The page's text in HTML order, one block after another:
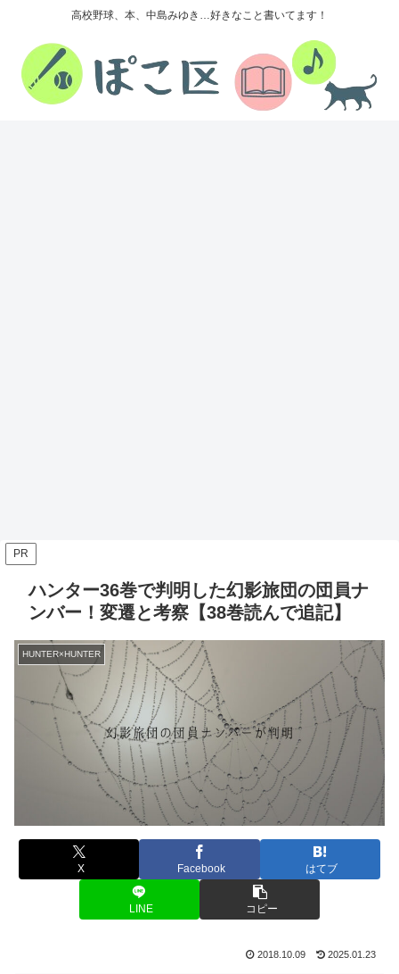
高校野球、本、中島みゆき…好きなこと書いてます！
PR
ハンター36巻で判明した幻影旅団の団員ナ
ンバー！変遷と考察【38巻読んで追記】
HUNTER×HUNTER
X Facebook はてブ
LINE コピー
2018.10.09 2025.01.23